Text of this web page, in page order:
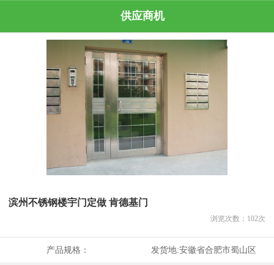
供应商机
滨州不锈钢楼宇门定做 肯德基门
浏览次数： 102次
产品规格： 发货地:安徽省合肥市蜀山区